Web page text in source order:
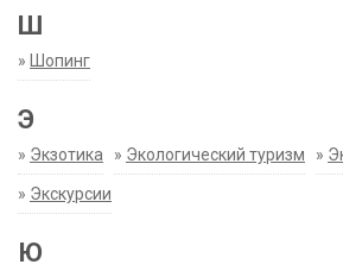
Ш
» Шопинг
Э
» Экзотика » Экологический туризм »
» Экскурсии
Ю